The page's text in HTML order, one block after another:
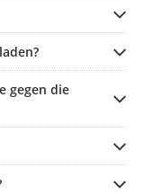
gegen die